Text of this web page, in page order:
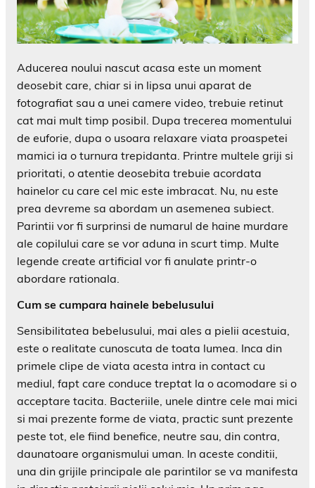
Aducerea noului nascut acasa este un moment
deosebit care, chiar si in lipsa unui aparat de
fotografiat sau a unei camere video, trebuie retinut
cat mai mult timp posibil. Dupa trecerea momentului
de euforie, dupa o usoara relaxare viata proaspetei
mamici ia o turnura trepidanta. Printre multele griji si
prioritati, o atentie deosebita trebuie acordata
hainelor cu care cel mic este imbracat. Nu, nu este
prea devreme sa abordam un asemenea subiect.
Parintii vor fi surprinsi de numarul de haine murdare
ale copilului care se vor aduna in scurt timp. Multe
legende create artificial vor fi anulate printr-o
abordare rationala.
Cum se cumpara hainele bebelusului
Sensibilitatea bebelusului, mai ales a pielii acestuia,
este o realitate cunoscuta de toata lumea. Inca din
primele clipe de viata acesta intra in contact cu
mediul, fapt care conduce treptat la o acomodare si o
acceptare tacita. Bacteriile, unele dintre cele mai mici
si mai prezente forme de viata, practic sunt prezente
peste tot, ele fiind benefice, neutre sau, din contra,
daunatoare organismului uman. In aceste conditii,
una din grijile principale ale parintilor se va manifesta